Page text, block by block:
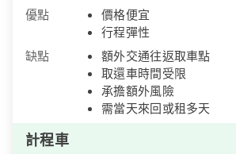
優點
價格便宜
行程彈性
缺點
額外交通往返取車點
取還車時間受限
承擔額外風險
需當天來回或租多天
計程車